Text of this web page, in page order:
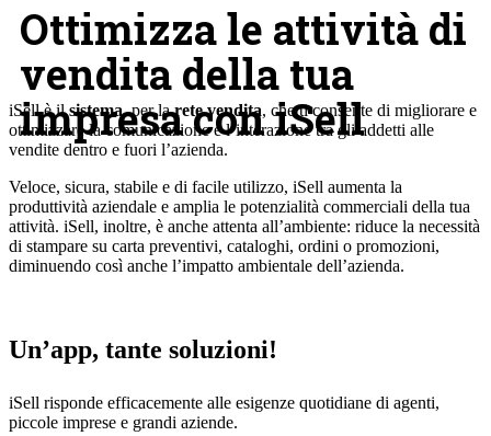
Ottimizza le attività di
vendita della tua
impresa con iSell
iSell è ilsistema, per larete vendita, che ti consente di migliorare e
ottimizzare la comunicazione e l’interazione tra gli addetti alle
vendite dentro e fuori l’azienda.
Veloce, sicura, stabile e di facile utilizzo, iSell aumenta la
produttività aziendale e amplia le potenzialità commerciali della tua
attività. iSell, inoltre, è anche attenta all’ambiente: riduce la necessità
di stampare su carta preventivi, cataloghi, ordini o promozioni,
diminuendo così anche l’impatto ambientale dell’azienda.
Un’app, tante soluzioni!
iSell risponde efficacemente alle esigenze quotidiane di agenti,
piccole imprese e grandi aziende.